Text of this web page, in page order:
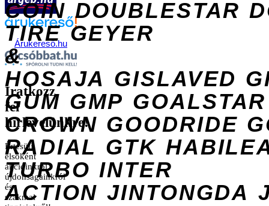
COIN DOUBLESTAR
TIRE GEYER
&
HOSAJA GISLAVED
GUM GMP GOALSTAR
CROWN GOODRIDE
RADIAL GTK
TURBO INTER
ACTION JINTONGDA
Árukereső.hu
Iratkozz
fel
hírlevelünkre!
Értesülj
elsőként
akcióinkról,
újdonságainkról
és
szakmai